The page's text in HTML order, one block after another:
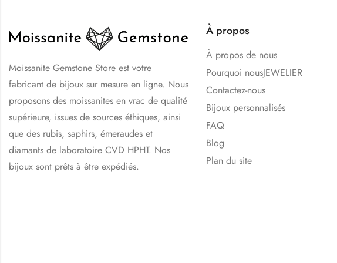
Moissanite Gemstone Store est votre
fabricant de bijoux sur mesure en ligne. Nous
proposons des moissanites en vrac de qualité
supérieure, issues de sources éthiques, ainsi
que des rubis, saphirs, émeraudes et
diamants de laboratoire CVD HPHT. Nos
bijoux sont prêts à être expédiés.
À propos
À propos de nous
Pourquoi nousJEWELIER
Contactez-nous
Bijoux personnalisés
FAQ
Blog
Plan du site